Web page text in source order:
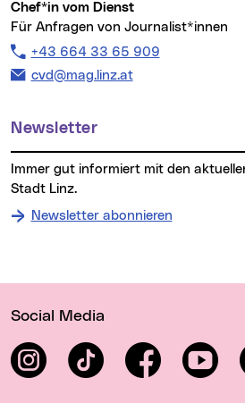
Chef*in vom Dienst
Für Anfragen von Journalist*innen
Telefon:
+43 664 33 65 909
E-Mail Adresse:
cvd@mag.linz.at
Newsletter
Stadt Linz.
Newsletter abonnieren
Social Media
InstagramTikTok FacebookYouTube